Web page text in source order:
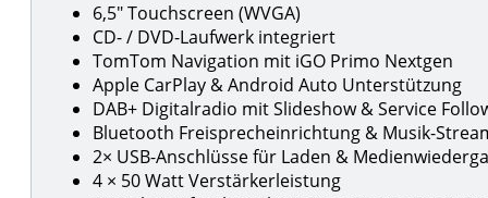
6,5″ Touchscreen (WVGA)
CD- / DVD-Laufwerk integriert
TomTom Navigation mit iGO Primo Nextgen
Apple CarPlay & Android Auto Unterstützung
DAB+ Digitalradio mit Slideshow & Service
Bluetooth Freisprecheinrichtung & Musik-
2× USB-Anschlüsse für Laden &
4 × 50 Watt Verstärkerleistung